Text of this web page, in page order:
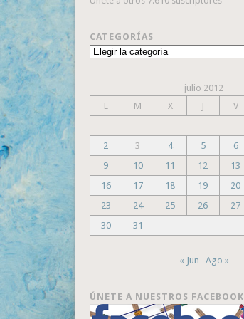
CATEGORÍAS
Categorías
julio 2012
L
M X J V
2
3 4 5 6
9
10 11 12 13
16
17 18 19 20
23
24 25 26 27
30
31
« Jun Ago »
ÚNETE A NUESTROS FACEBOOK